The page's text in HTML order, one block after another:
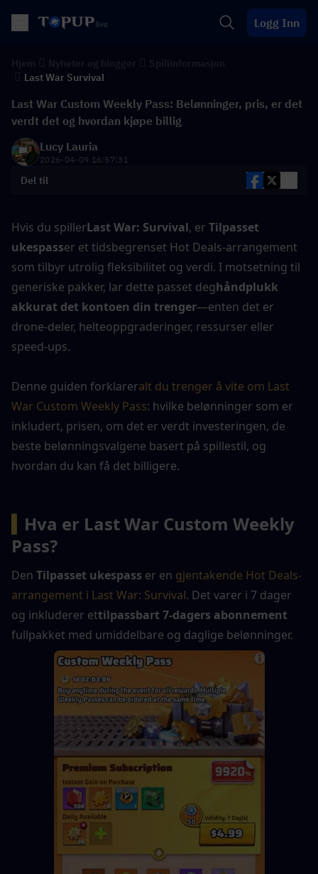
Logg Inn
Last War Survival
Last War Custom Weekly Pass: Belønninger, pris, er det
verdt det og hvordan kjøpe billig
Lucy Lauria
2026-04-09 16:57:31
Del til
Hvis du spillerLast War: Survival, er Tilpasset
ukespasser et tidsbegrenset Hot Deals-arrangement
som tilbyr utrolig fleksibilitet og verdi. I motsetning til
generiske pakker, lar dette passet deghåndplukk
akkurat det kontoen din trenger—enten det er
drone-deler, helteoppgraderinger, ressurser eller
speed-ups.
Denne guiden forklareralt du trenger å vite om Last
War Custom Weekly Pass: hvilke belønninger som er
inkludert, prisen, om det er verdt investeringen, de
beste belønningsvalgene basert på spillestil, og
hvordan du kan få det billigere.
Hva er Last War Custom Weekly
Pass?
Den Tilpasset ukespass er en gjentakende Hot Deals-
arrangement i Last War: Survival. Det varer i 7 dager
og inkluderer ettilpassbart 7-dagers abonnement
fullpakket med umiddelbare og daglige belønninger.